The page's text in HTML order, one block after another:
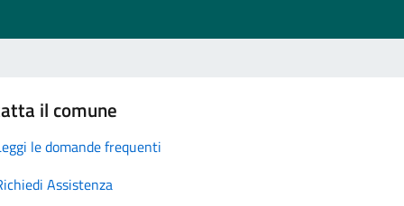
il comune
le domande frequenti
Assistenza